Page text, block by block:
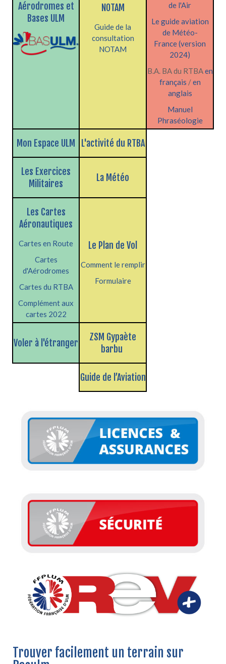
Aérodromes et
Bases ULM
NOTAM
Guide de la
consultation
NOTAM
de l'Air
Le guide aviation
de Météo-
France (version
2024)
B.A. BA du RTBAen
français /en
anglais
Manuel
Phraséologie
Mon Espace ULM L'activité du RTBA
Les Exercices
Militaires
La Météo
Les Cartes
Aéronautiques
Cartes en Route
Cartes
d'Aérodromes
Cartes du RTBA
Complément aux
cartes 2022
Le Plan de Vol
Comment le remplir
Formulaire
Voler à l'étranger
ZSM Gypaète
barbu
Guide de l’Aviation
Trouver facilement un terrain sur